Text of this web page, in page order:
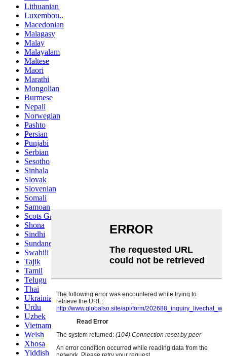
Lithuanian
Luxembou..
Macedonian
Malagasy
Malay
Malayalam
Maltese
Maori
Marathi
Mongolian
Burmese
Nepali
Norwegian
Pashto
Persian
Punjabi
Serbian
Sesotho
Sinhala
Slovak
Slovenian
Somali
Samoan
Scots Gaelic
Shona
Sindhi
Sundanese
Swahili
Tajik
Tamil
Telugu
Thai
Ukrainian
Urdu
Uzbek
Vietnamese
Welsh
Xhosa
Yiddish